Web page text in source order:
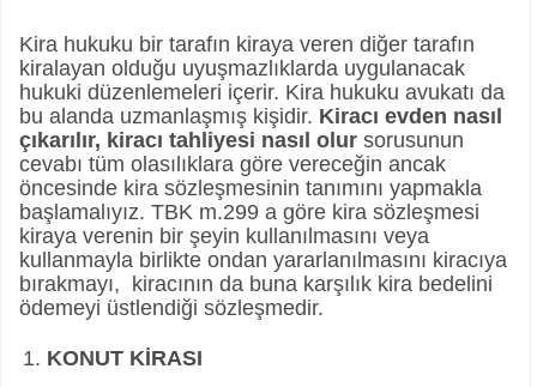
Kira hukuku bir tarafın kiraya veren diğer tarafın
kiralayan olduğu uyuşmazlıklarda uygulanacak
hukuki düzenlemeleri içerir. Kira hukuku avukatı da
bu alanda uzmanlaşmış kişidir. Kiracı evden nasıl
çıkarılır, kiracı tahliyesi nasıl olur sorusunun
cevabı tüm olasılıklara göre vereceğin ancak
öncesinde kira sözleşmesinin tanımını yapmakla
başlamalıyız. TBK m.299 a göre kira sözleşmesi
kiraya verenin bir şeyin kullanılmasını veya
kullanmayla birlikte ondan yararlanılmasını kiracıya
bırakmayı, kiracının da buna karşılık kira bedelini
ödemeyi üstlendiği sözleşmedir.
KONUT KİRASI